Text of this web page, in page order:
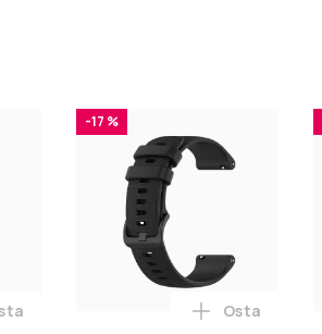
geometrinen metallirunko, 100
Yleiskaukosäädin Philips Smart TV
-17 %
Lisää
Osta